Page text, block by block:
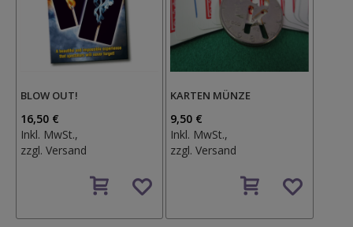
BLOW OUT!
16,50 €
Inkl. MwSt.,
zzgl. Versand
den
KARTEN MÜNZE
9,50 €
Inkl. MwSt.,
zzgl.Versand
den